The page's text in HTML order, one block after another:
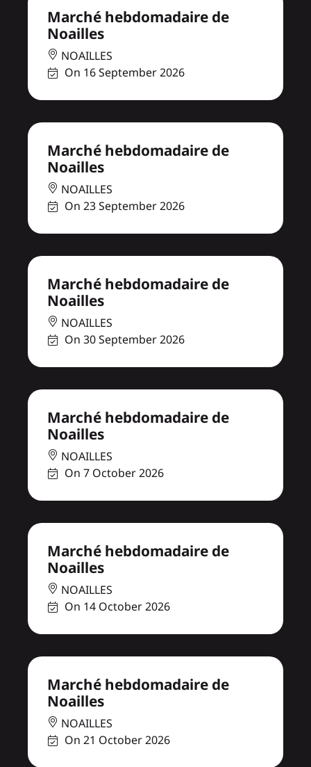
Marché hebdomadaire de
Noailles
NOAILLES
On 16 September 2026
Marché hebdomadaire de
Noailles
NOAILLES
On 23 September 2026
Marché hebdomadaire de
Noailles
NOAILLES
On 30 September 2026
Marché hebdomadaire de
Noailles
NOAILLES
On 7 October 2026
Marché hebdomadaire de
Noailles
NOAILLES
On 14 October 2026
Marché hebdomadaire de
Noailles
NOAILLES
On 21 October 2026